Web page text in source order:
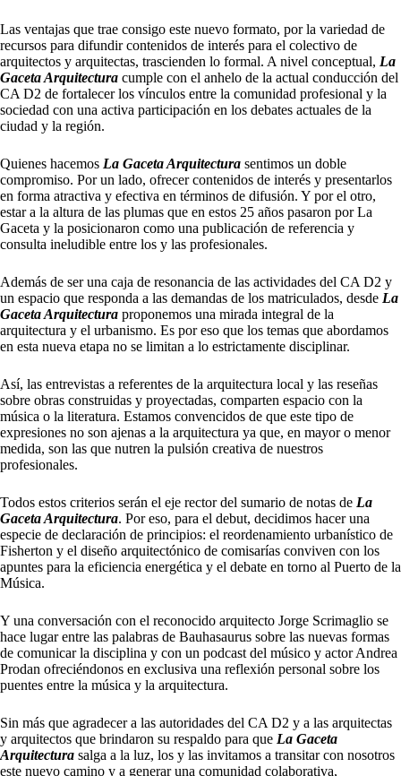
Las ventajas que trae consigo este nuevo formato, por la variedad de
recursos para difundir contenidos de interés para el colectivo de
arquitectos y arquitectas, trascienden lo formal. A nivel conceptual, La
Gaceta Arquitectura cumple con el anhelo de la actual conducción del
CA D2 de fortalecer los vínculos entre la comunidad profesional y la
sociedad con una activa participación en los debates actuales de la
ciudad y la región.
Quienes hacemos La Gaceta Arquitectura sentimos un doble
compromiso. Por un lado, ofrecer contenidos de interés y presentarlos
en forma atractiva y efectiva en términos de difusión. Y por el otro,
estar a la altura de las plumas que en estos 25 años pasaron por La
Gaceta y la posicionaron como una publicación de referencia y
consulta ineludible entre los y las profesionales.
Además de ser una caja de resonancia de las actividades del CA D2 y
un espacio que responda a las demandas de los matriculados, desde La
Gaceta Arquitectura proponemos una mirada integral de la
arquitectura y el urbanismo. Es por eso que los temas que abordamos
en esta nueva etapa no se limitan a lo estrictamente disciplinar.
Así, las entrevistas a referentes de la arquitectura local y las reseñas
sobre obras construidas y proyectadas, comparten espacio con la
música o la literatura. Estamos convencidos de que este tipo de
expresiones no son ajenas a la arquitectura ya que, en mayor o menor
medida, son las que nutren la pulsión creativa de nuestros
profesionales.
Todos estos criterios serán el eje rector del sumario de notas de La
Gaceta Arquitectura. Por eso, para el debut, decidimos hacer una
especie de declaración de principios: el reordenamiento urbanístico de
Fisherton y el diseño arquitectónico de comisarías conviven con los
apuntes para la eficiencia energética y el debate en torno al Puerto de la
Música.
Y una conversación con el reconocido arquitecto Jorge Scrimaglio se
hace lugar entre las palabras de Bauhasaurus sobre las nuevas formas
de comunicar la disciplina y con un podcast del músico y actor Andrea
Prodan ofreciéndonos en exclusiva una reflexión personal sobre los
puentes entre la música y la arquitectura.
Sin más que agradecer a las autoridades del CA D2 y a las arquitectas
y arquitectos que brindaron su respaldo para que La Gaceta
Arquitectura salga a la luz, los y las invitamos a transitar con nosotros
este nuevo camino y a generar una comunidad colaborativa,